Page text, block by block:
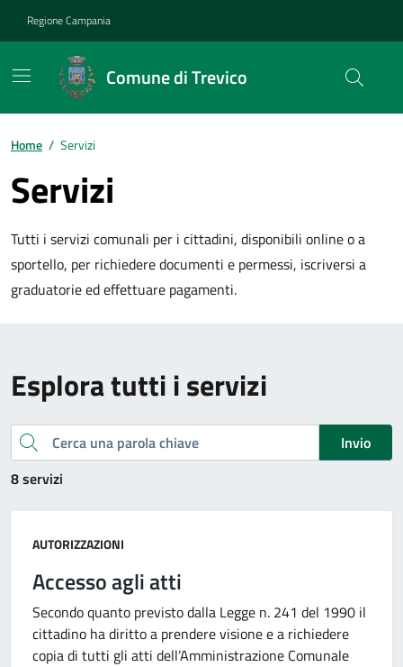
Regione Campania
Comune di Trevico
Home / Servizi
Servizi
Tutti i servizi comunali per i cittadini, disponibili online o a
sportello, per richiedere documenti e permessi, iscriversi a
graduatorie ed effettuare pagamenti.
Esplora tutti i servizi
Cerca una parola chiave
Invio
8 servizi
Categoria:
AUTORIZZAZIONI
Accesso agli atti
Secondo quanto previsto dalla Legge n. 241 del 1990 il
cittadino ha diritto a prendere visione e a richiedere
copia di tutti gli atti dell’Amministrazione Comunale